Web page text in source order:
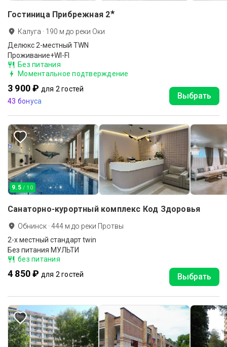
Гостиница Прибрежная 2★
Калуга · 190 м до реки Оки
Делюкс 2-местный TWN
Проживание+WI-FI
Без питания
Моментальное подтверждение
3 900 ₽ для 2 гостей
43 бонуса
Выбрать
9.5 / 10
Санаторно-курортный комплекс Код Здоровья
Обнинск ·444 м до реки Протвы
2-x местный стандарт twin
Без питания МУЛЬТИ
без питания
4 850 ₽ для 2 гостей Выбрать